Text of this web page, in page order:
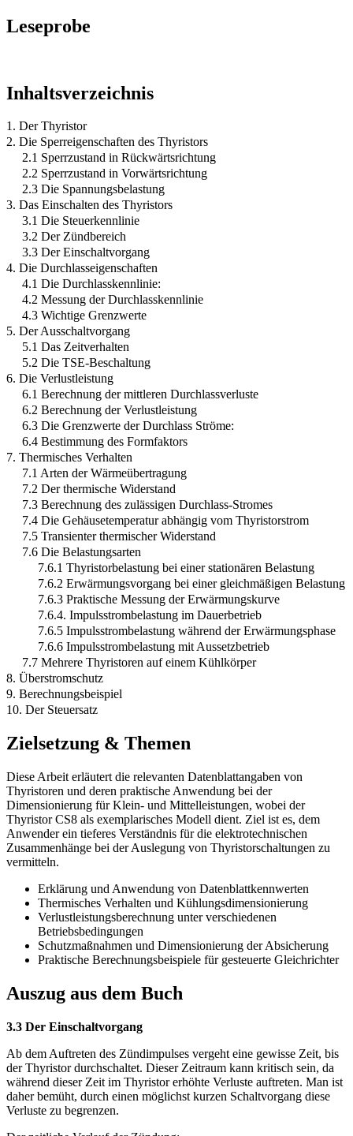
Leseprobe
Inhaltsverzeichnis
1. Der Thyristor
2. Die Sperreigenschaften des Thyristors
2.1 Sperrzustand in Rückwärtsrichtung
2.2 Sperrzustand in Vorwärtsrichtung
2.3 Die Spannungsbelastung
3. Das Einschalten des Thyristors
3.1 Die Steuerkennlinie
3.2 Der Zündbereich
3.3 Der Einschaltvorgang
4. Die Durchlasseigenschaften
4.1 Die Durchlasskennlinie:
4.2 Messung der Durchlasskennlinie
4.3 Wichtige Grenzwerte
5. Der Ausschaltvorgang
5.1 Das Zeitverhalten
5.2 Die TSE-Beschaltung
6. Die Verlustleistung
6.1 Berechnung der mittleren Durchlassverluste
6.2 Berechnung der Verlustleistung
6.3 Die Grenzwerte der Durchlass Ströme:
6.4 Bestimmung des Formfaktors
7. Thermisches Verhalten
7.1 Arten der Wärmeübertragung
7.2 Der thermische Widerstand
7.3 Berechnung des zulässigen Durchlass-Stromes
7.4 Die Gehäusetemperatur abhängig vom Thyristorstrom
7.5 Transienter thermischer Widerstand
7.6 Die Belastungsarten
7.6.1 Thyristorbelastung bei einer stationären Belastung
7.6.2 Erwärmungsvorgang bei einer gleichmäßigen Belastung
7.6.3 Praktische Messung der Erwärmungskurve
7.6.4. Impulsstrombelastung im Dauerbetrieb
7.6.5 Impulsstrombelastung während der Erwärmungsphase
7.6.6 Impulsstrombelastung mit Aussetzbetrieb
7.7 Mehrere Thyristoren auf einem Kühlkörper
8. Überstromschutz
9. Berechnungsbeispiel
10. Der Steuersatz
Zielsetzung & Themen
Diese Arbeit erläutert die relevanten Datenblattangaben von
Thyristoren und deren praktische Anwendung bei der
Dimensionierung für Klein- und Mittelleistungen, wobei der
Thyristor CS8 als exemplarisches Modell dient. Ziel ist es, dem
Anwender ein tieferes Verständnis für die elektrotechnischen
Zusammenhänge bei der Auslegung von Thyristorschaltungen zu
vermitteln.
Erklärung und Anwendung von Datenblattkennwerten
Thermisches Verhalten und Kühlungsdimensionierung
Verlustleistungsberechnung unter verschiedenen
Betriebsbedingungen
Schutzmaßnahmen und Dimensionierung der Absicherung
Praktische Berechnungsbeispiele für gesteuerte Gleichrichter
Auszug aus dem Buch
3.3 Der Einschaltvorgang
Ab dem Auftreten des Zündimpulses vergeht eine gewisse Zeit, bis
der Thyristor durchschaltet. Dieser Zeitraum kann kritisch sein, da
während dieser Zeit im Thyristor erhöhte Verluste auftreten. Man ist
daher bemüht, durch einen möglichst kurzen Schaltvorgang diese
Verluste zu begrenzen.